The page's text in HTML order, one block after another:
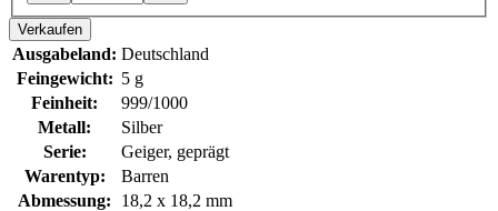
Verkaufen
Ausgabeland: Deutschland
Feingewicht: 5 g
Feinheit:
999/1000
Metall:
Silber
Serie:
Geiger, geprägt
Warentyp:
Barren
Abmessung:
18,2 x 18,2 mm